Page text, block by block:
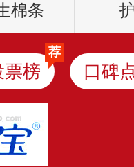
棉条
票榜
荐
口碑